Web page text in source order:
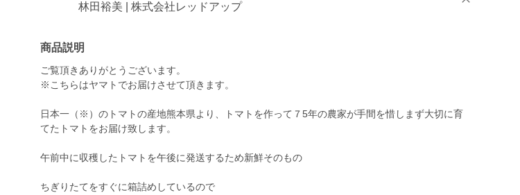
林田裕美 | 株式会社レッドアップ
商品説明
ご覧頂きありがとうございます。
※こちらはヤマトでお届けさせて頂きます。
日本一（※）のトマトの産地熊本県より、トマトを作って７5年の農家が手間を惜しまず大切に育
てたトマトをお届け致します。
午前中に収穫したトマトを午後に発送するため新鮮そのもの
ちぎりたてをすぐに箱詰めしているので